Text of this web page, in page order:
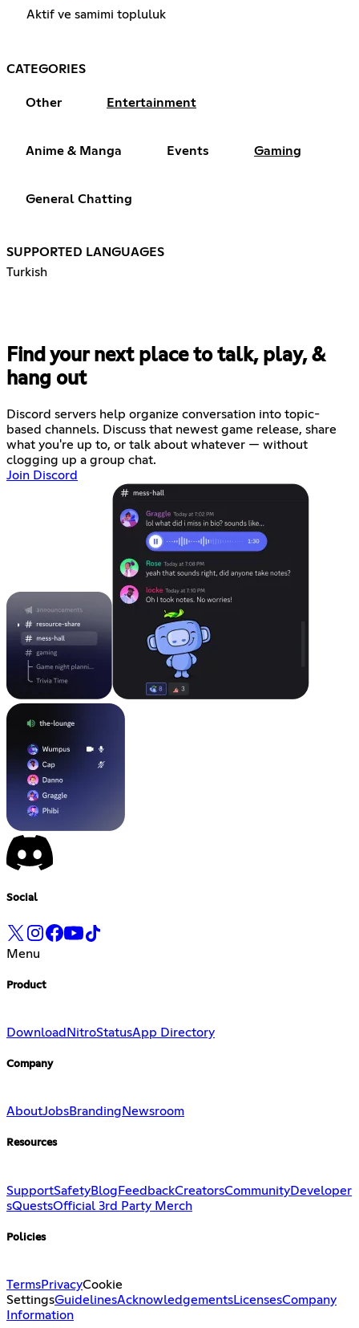
Aktif ve samimi topluluk
CATEGORIES
Other Entertainment
Anime & Manga Events Gaming
General Chatting
SUPPORTED LANGUAGES
Turkish
Find your next place to talk, play, &
hang out
Discord servers help organize conversation into topic-
based channels. Discuss that newest game release, share
what you're up to, or talk about whatever — without
clogging up a group chat.
Join Discord
Social
Menu
Product
Download NitroStatusApp Directory
Company
AboutJobsBranding Newsroom
Resources
SupportSafetyBlog FeedbackCreatorsCommunityDeveloper
sQuestsOfficial 3rd Party Merch
Policies
TermsPrivacyCookie
SettingsGuidelinesAcknowledgementsLicensesCompany
Information